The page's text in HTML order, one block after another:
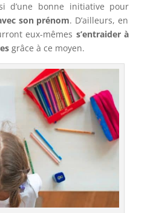
d’une bonne initiative pour
son prénom. D’ailleurs, en
eux-mêmes s’entraider à
grâce à ce moyen.